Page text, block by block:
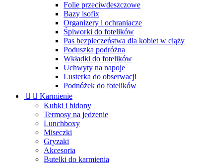
Folie przeciwdeszczowe
Bazy isofix
Organizery i ochraniacze
Śpiworki do fotelików
Pas bezpieczeństwa dla kobiet w ciąży
Poduszka podróżna
Wkładki do fotelików
Uchwyty na napoje
Lusterka do obserwacji
Podnóżek do fotelików
  Karmienie
Kubki i bidony
Termosy na jedzenie
Lunchboxy
Miseczki
Gryzaki
Akcesoria
Butelki do karmienia